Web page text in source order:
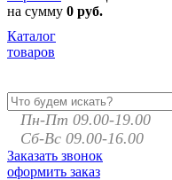
на сумму 0 руб.
Каталог
товаров
Пн-Пт 09.00-19.00
Сб-Вс 09.00-16.00
Заказать звонок
оформить заказ